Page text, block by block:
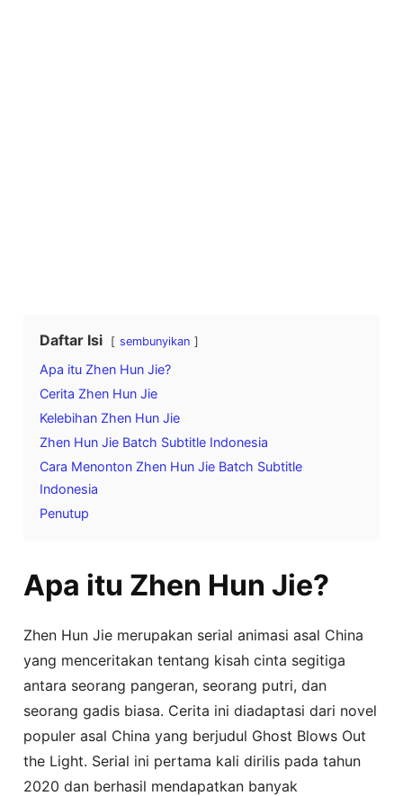
Daftar Isi sembunyikan
Apa itu Zhen Hun Jie?
Cerita Zhen Hun Jie
Kelebihan Zhen Hun Jie
Zhen Hun Jie Batch Subtitle Indonesia
Cara Menonton Zhen Hun Jie Batch Subtitle
Indonesia
Penutup
Apa itu Zhen Hun Jie?
Zhen Hun Jie merupakan serial animasi asal China
yang menceritakan tentang kisah cinta segitiga
antara seorang pangeran, seorang putri, dan
seorang gadis biasa. Cerita ini diadaptasi dari novel
populer asal China yang berjudul Ghost Blows Out
the Light. Serial ini pertama kali dirilis pada tahun
2020 dan berhasil mendapatkan banyak